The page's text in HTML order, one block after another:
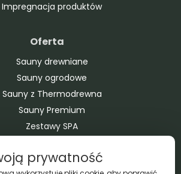
Impregnacja produktów
Oferta
Sauny drewniane
Sauny ogrodowe
Sauny z Thermodrewna
Sauny Premium
Zestawy SPA
Balie drewniane
prywatność